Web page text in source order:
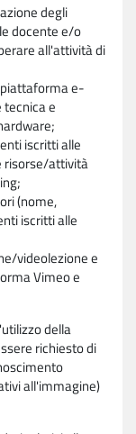
degli
docente e/o
all'attività di
e-
e
iscritti alle
risorse/attività
(nome,
iscritti alle
videolezione e
Vimeo e
della
richiesto di
all'immagine)